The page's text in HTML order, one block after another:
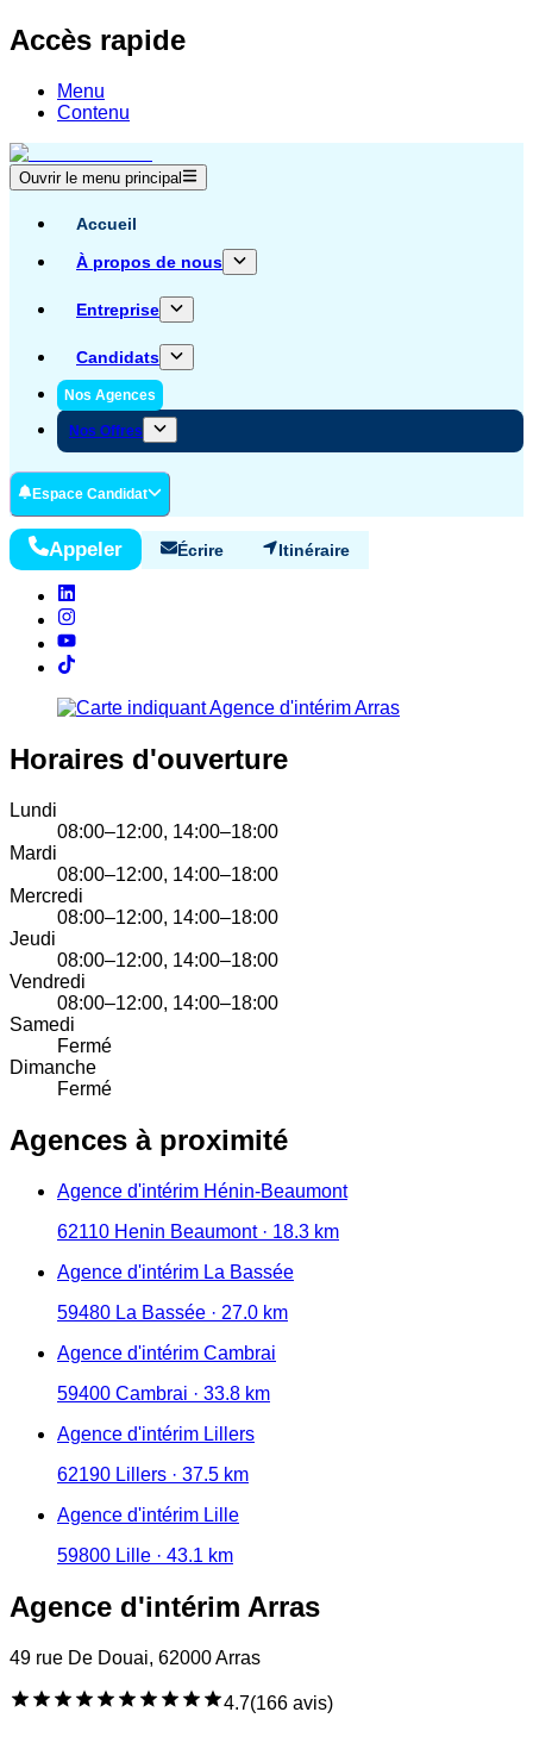
Accès rapide
Menu
Contenu
Ouvrir le menu principal
Accueil
À propos de nous
Entreprise
Candidats
Nos Agences
Nos Offres
Espace Candidat
Appeler Écrire Itinéraire
Horaires d'ouverture
Lundi
08:00–12:00, 14:00–18:00
Mardi
08:00–12:00, 14:00–18:00
Mercredi
08:00–12:00, 14:00–18:00
Jeudi
08:00–12:00, 14:00–18:00
Vendredi
08:00–12:00, 14:00–18:00
Samedi
Fermé
Dimanche
Fermé
Agences à proximité
Agence d'intérim Hénin-Beaumont
62110 Henin Beaumont · 18.3 km
Agence d'intérim La Bassée
59480 La Bassée · 27.0 km
Agence d'intérim Cambrai
59400 Cambrai · 33.8 km
Agence d'intérim Lillers
62190 Lillers · 37.5 km
Agence d'intérim Lille
59800 Lille · 43.1 km
Agence d'intérim Arras
49 rue De Douai, 62000 Arras
4.7(166 avis)